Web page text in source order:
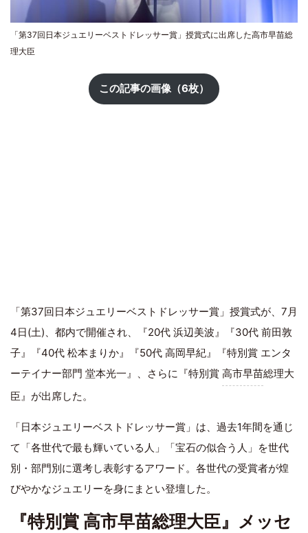
「第37回日本ジュエリーベストドレッサー賞」授賞式に出席した高市早苗総
理大臣
この記事の画像（6枚）
「第37回日本ジュエリーベストドレッサー賞」授賞式が、7月
4日(土)、都内で開催され、『20代 浜辺美波』『30代 前田敦
子』『40代 松本まりか』『50代 高岡早紀』『特別賞 エンタ
ーテイナー部門 堂本光一』、さらに『特別賞 高市早苗総理大
臣』が出席した。
「日本ジュエリーベストドレッサー賞」は、過去1年間を通じ
て「各世代で最も輝いている人」「宝石の似合う人」を世代
別・部門別に選考し表彰するアワード。各世代の受賞者が煌
びやかなジュエリーを身にまとい登壇した。
『特別賞 高市早苗総理大臣』メッセ